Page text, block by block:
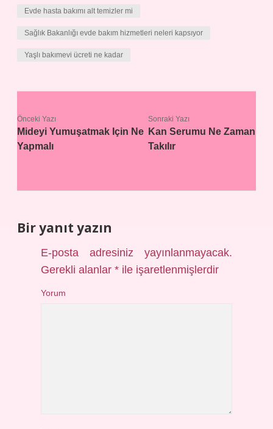
Evde hasta bakımı alt temizler mi
Sağlık Bakanlığı evde bakım hizmetleri neleri kapsıyor
Yaşlı bakımevi ücreti ne kadar
Önceki Yazı
Mideyi Yumuşatmak Için Ne
Yapmalı
Sonraki Yazı
Kan Serumu Ne Zaman
Takılır
Bir yanıt yazın
E-posta adresiniz yayınlanmayacak.
Gerekli alanlar* ile işaretlenmişlerdir
Yorum